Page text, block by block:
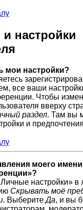
настройки
мои настройки?
все ваши
Чтобы
вверху
раздел. Там вы
и
моего
настройки» в
Скрывать моё
. ВыберитеДа, и вы